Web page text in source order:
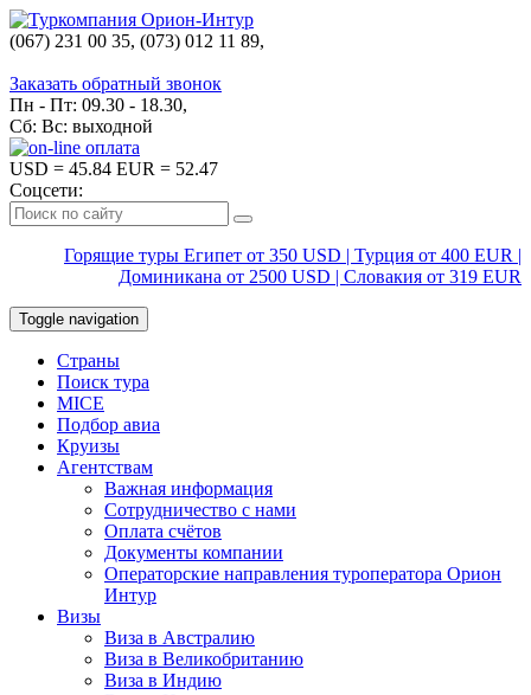
(067) 231 00 35, (073) 012 11 89,
Заказать обратный звонок
Пн - Пт: 09.30 - 18.30,
Сб: Вс: выходной
USD = 45.84 EUR = 52.47
Соцсети:
Горящие туры Египет от 350 USD | Турция от 400 EUR |
Доминикана от 2500 USD | Словакия от 319 EUR
Toggle navigation
Страны
Поиск тура
MICE
Подбор авиа
Круизы
Агентствам
Важная информация
Сотрудничество с нами
Оплата счётов
Документы компании
Операторские направления туроператора Орион
Интур
Визы
Виза в Австралию
Виза в Великобританию
Виза в Индию